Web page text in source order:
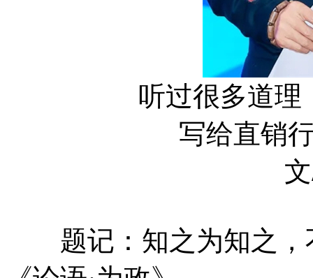
听过很多道理
写给直销
题记：知之为知之，